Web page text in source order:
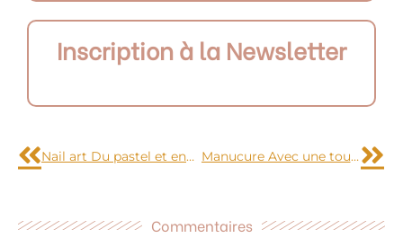
Inscription à la Newsletter
Nail art Du pastel et encore du pastel Manucure Avec une touche de…
Commentaires